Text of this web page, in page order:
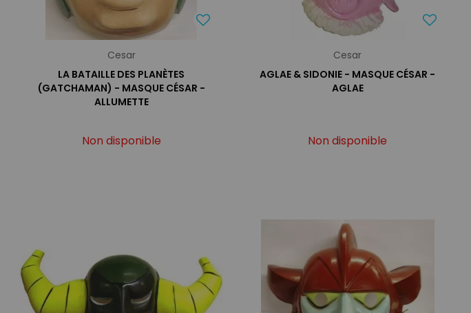
Cesar
LA BATAILLE DES PLANÈTES
(GATCHAMAN) - MASQUE CÉSAR -
ALLUMETTE
Non disponible
Cesar
AGLAE & SIDONIE - MASQUE CÉSAR -
AGLAE
Non disponible